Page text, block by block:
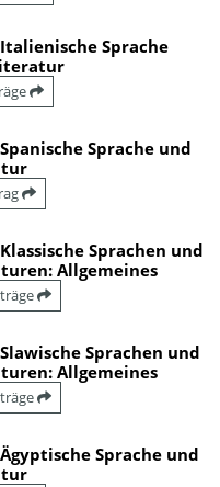
Sprache
Sprache und
Sprachen und
Allgemeines
Sprachen und
Allgemeines
Sprache und